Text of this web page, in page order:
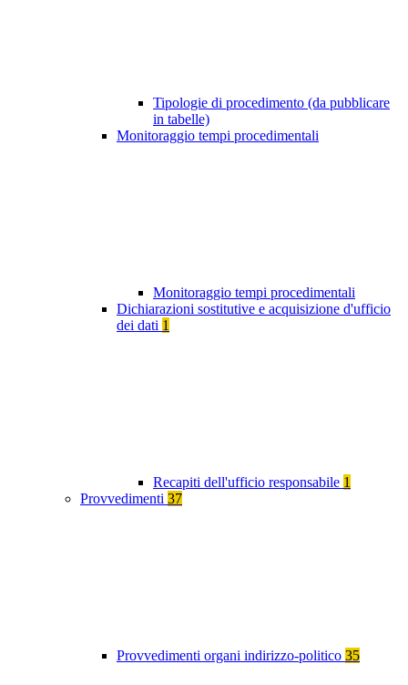
Tipologie di procedimento (da pubblicare
in tabelle)
Monitoraggio tempi procedimentali
Monitoraggio tempi procedimentali
Dichiarazioni sostitutive e acquisizione d'ufficio
dei dati 1
Recapiti dell'ufficio responsabile 1
Provvedimenti 37
Provvedimenti organi indirizzo-politico 35